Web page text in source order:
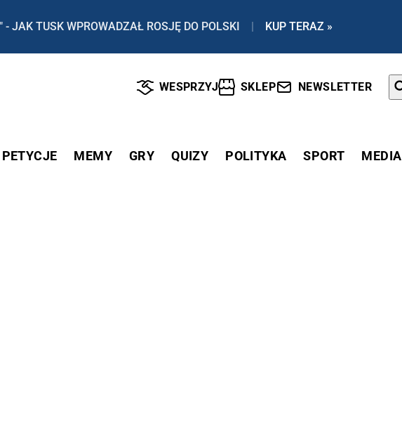
- JAK TUSK WPROWADZAŁ ROSJĘ DO POLSKI | KUP TERAZ »
WESPRZYJ SKLEP NEWSLETTER
PETYCJE MEMY GRY QUIZY POLITYKA SPORT MEDIA